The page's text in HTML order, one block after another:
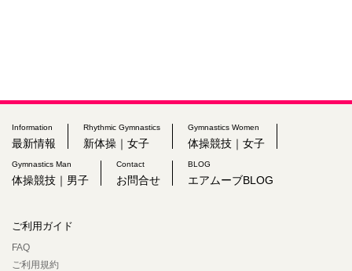
Information
最新情報
Rhythmic Gymnastics
新体操｜女子
Gymnastics Women
体操競技｜女子
Gymnastics Man
体操競技｜男子
Contact
お問合せ
BLOG
エアムーブBLOG
ご利用ガイド
FAQ
ご利用規約